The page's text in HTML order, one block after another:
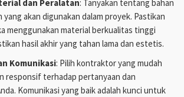
dan Peralatan: Tanyakan tentang bahan
yang akan digunakan dalam proyek. Pastikan
menggunakan material berkualitas tinggi
hasil akhir yang tahan lama dan estetis.
Komunikasi: Pilih kontraktor yang mudah
responsif terhadap pertanyaan dan
Komunikasi yang baik adalah kunci untuk